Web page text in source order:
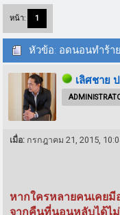
หน้า: 1
หัวข้อ: อดนอนทำร้า
เลิศชาย
เมื่อ: กรกฎาคม 21, 2015,
หากใครหลายคนเคย
จากคืนที่นอนหลับได้ไ